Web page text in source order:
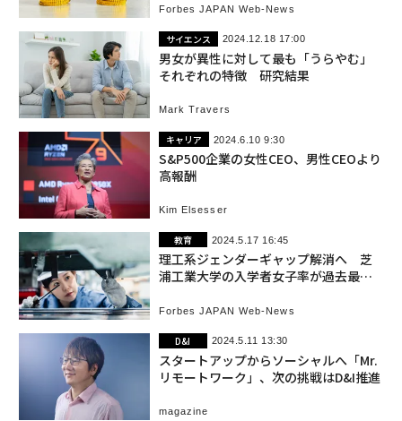
Forbes JAPAN Web-News
サイエンス 2024.12.18 17:00
男女が異性に対して最も「うらやむ」
それぞれの特徴 研究結果
Mark Travers
キャリア 2024.6.10 9:30
S&P500企業の女性CEO、男性CEOより
高報酬
Kim Elsesser
教育 2024.5.17 16:45
理工系ジェンダーギャップ解消へ 芝
浦工業大学の入学者女子率が過去最高
Forbes JAPAN Web-News
D&I 2024.5.11 13:30
スタートアップからソーシャルへ「Mr.
リモートワーク」、次の挑戦はD&I推進
magazine